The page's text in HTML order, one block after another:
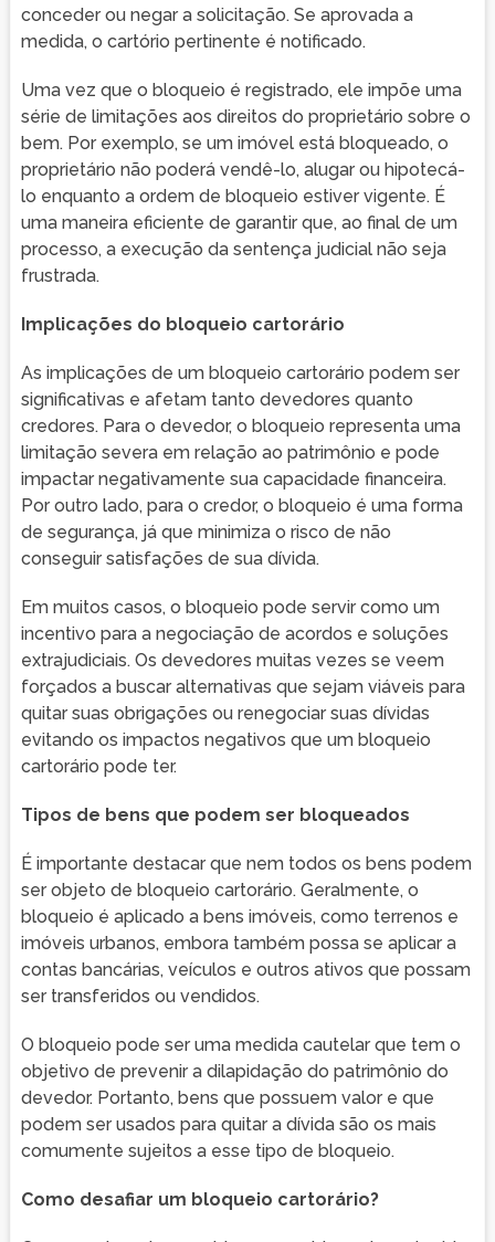
conceder ou negar a solicitação. Se aprovada a
medida, o cartório pertinente é notificado.
Uma vez que o bloqueio é registrado, ele impõe uma
série de limitações aos direitos do proprietário sobre o
bem. Por exemplo, se um imóvel está bloqueado, o
proprietário não poderá vendê-lo, alugar ou hipotecá-
lo enquanto a ordem de bloqueio estiver vigente. É
uma maneira eficiente de garantir que, ao final de um
processo, a execução da sentença judicial não seja
frustrada.
Implicações do bloqueio cartorário
As implicações de um bloqueio cartorário podem ser
significativas e afetam tanto devedores quanto
credores. Para o devedor, o bloqueio representa uma
limitação severa em relação ao patrimônio e pode
impactar negativamente sua capacidade financeira.
Por outro lado, para o credor, o bloqueio é uma forma
de segurança, já que minimiza o risco de não
conseguir satisfações de sua dívida.
Em muitos casos, o bloqueio pode servir como um
incentivo para a negociação de acordos e soluções
extrajudiciais. Os devedores muitas vezes se veem
forçados a buscar alternativas que sejam viáveis para
quitar suas obrigações ou renegociar suas dívidas
evitando os impactos negativos que um bloqueio
cartorário pode ter.
Tipos de bens que podem ser bloqueados
É importante destacar que nem todos os bens podem
ser objeto de bloqueio cartorário. Geralmente, o
bloqueio é aplicado a bens imóveis, como terrenos e
imóveis urbanos, embora também possa se aplicar a
contas bancárias, veículos e outros ativos que possam
ser transferidos ou vendidos.
O bloqueio pode ser uma medida cautelar que tem o
objetivo de prevenir a dilapidação do patrimônio do
devedor. Portanto, bens que possuem valor e que
podem ser usados para quitar a dívida são os mais
comumente sujeitos a esse tipo de bloqueio.
Como desafiar um bloqueio cartorário?